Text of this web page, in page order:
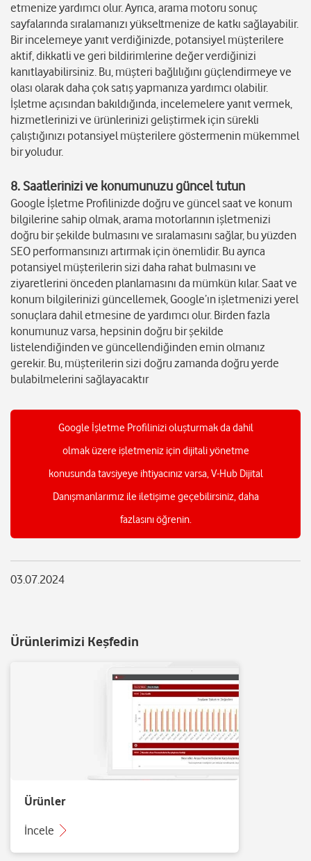
etmenize yardımcı olur. Ayrıca, arama motoru sonuç
sayfalarında sıralamanızı yükseltmenize de katkı sağlayabilir.
Bir incelemeye yanıt verdiğinizde, potansiyel müşterilere
aktif, dikkatli ve geri bildirimlerine değer verdiğinizi
kanıtlayabilirsiniz. Bu, müşteri bağlılığını güçlendirmeye ve
olası olarak daha çok satış yapmanıza yardımcı olabilir.
İşletme açısından bakıldığında, incelemelere yanıt vermek,
hizmetlerinizi ve ürünlerinizi geliştirmek için sürekli
çalıştığınızı potansiyel müşterilere göstermenin mükemmel
bir yoludur.
8. Saatlerinizi ve konumunuzu güncel tutun
Google İşletme Profilinizde doğru ve güncel saat ve konum
bilgilerine sahip olmak, arama motorlarının işletmenizi
doğru bir şekilde bulmasını ve sıralamasını sağlar, bu yüzden
SEO performansınızı artırmak için önemlidir. Bu ayrıca
potansiyel müşterilerin sizi daha rahat bulmasını ve
ziyaretlerini önceden planlamasını da mümkün kılar. Saat ve
konum bilgilerinizi güncellemek, Google’ın işletmenizi yerel
sonuçlara dahil etmesine de yardımcı olur. Birden fazla
konumunuz varsa, hepsinin doğru bir şekilde
listelendiğinden ve güncellendiğinden emin olmanız
gerekir. Bu, müşterilerin sizi doğru zamanda doğru yerde
bulabilmelerini sağlayacaktır
Google İşletme Profilinizi oluşturmak da dahil
olmak üzere işletmeniz için dijitali yönetme
konusunda tavsiyeye ihtiyacınız varsa, V-Hub Dijital
Danışmanlarımız ile iletişime geçebilirsiniz, daha
fazlasını öğrenin.
03.07.2024
Ürünlerimizi Keşfedin
Ürünler
İncele